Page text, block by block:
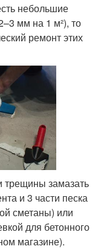
небольшие
мм на 1 м²), то
ремонт этих
трещины замазать
и 3 части песка
сметаны) или
для бетонного
магазине).